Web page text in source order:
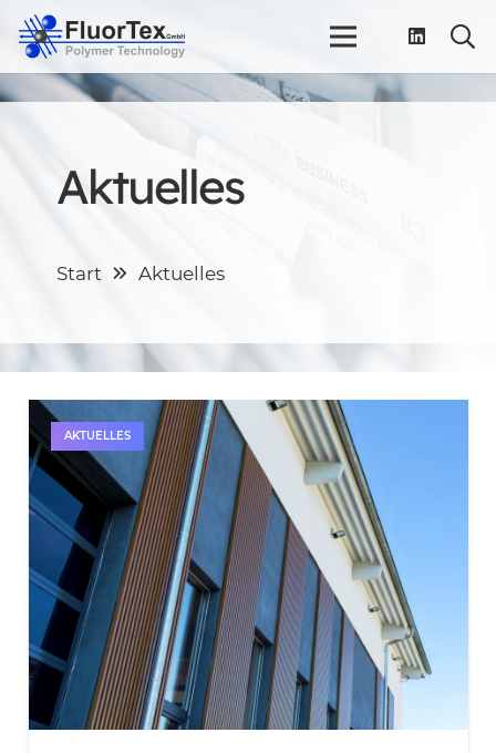
Aktuelles
Start Aktuelles
AKTUELLES